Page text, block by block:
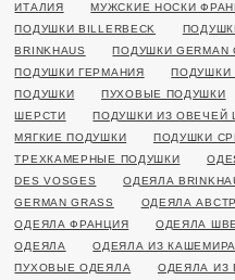
ИТАЛИЯ
МУЖСКИЕ НОСКИ
ПОДУШКИ BILLERBECK
BRINKHAUS
ПОДУШКИ GERMAN
ПОДУШКИ ГЕРМАНИЯ
ПОДУШКИ
ПОДУШКИ
ПУХОВЫЕ ПОДУШКИ
ШЕРСТИ
ПОДУШКИ ИЗ ОВЕЧЕЙ
МЯГКИЕ ПОДУШКИ
ПОДУШКИ
ТРЕХКАМЕРНЫЕ ПОДУШКИ
DES VOSGES
ОДЕЯЛА
GERMAN GRASS
ОДЕЯЛА
ОДЕЯЛА ФРАНЦИЯ
ОДЕЯЛА
ОДЕЯЛА
ОДЕЯЛА ИЗ КАШЕМИРА
ПУХОВЫЕ ОДЕЯЛА
ОДЕЯЛА ИЗ